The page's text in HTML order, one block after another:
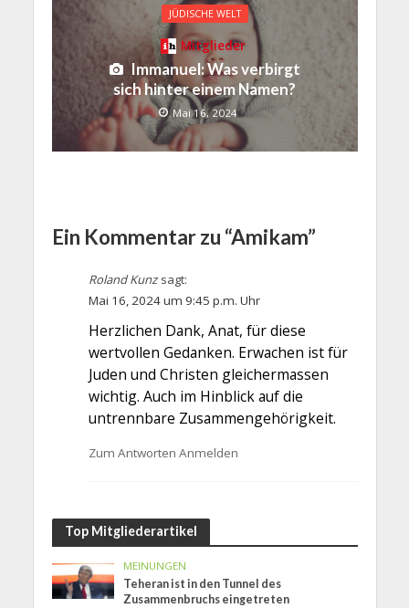
JÜDISCHE WELT
Mitglieder
Immanuel: Was verbirgt
sich hinter einem Namen?
Mai 16, 2024
Ein Kommentar zu “Amikam”
Roland Kunz sagt:
Mai 16, 2024 um 9:45 p.m. Uhr
Herzlichen Dank, Anat, für diese
wertvollen Gedanken. Erwachen ist für
Juden und Christen gleichermassen
wichtig. Auch im Hinblick auf die
untrennbare Zusammengehörigkeit.
Zum Antworten Anmelden
Top Mitgliederartikel
MEINUNGEN
Teheran ist in den Tunnel des
Zusammenbruchs eingetreten